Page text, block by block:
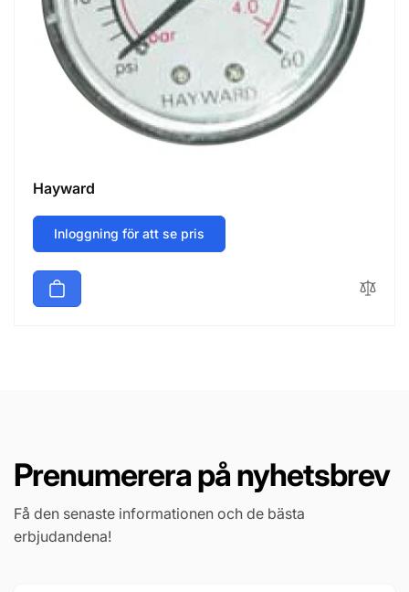
Hayward
Inloggning för att se pris
Prenumerera på nyhetsbrev
Få den senaste informationen och de bästa
erbjudandena!